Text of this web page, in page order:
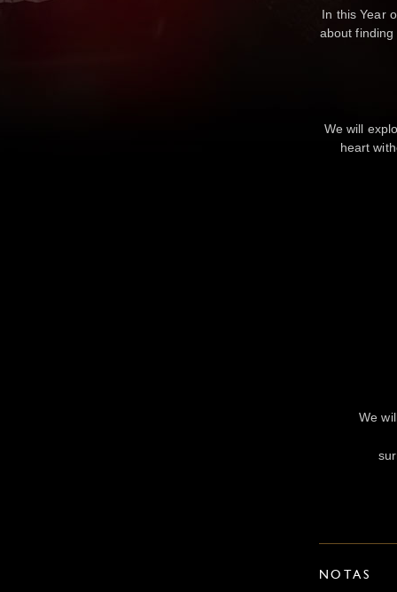
In this Year
about
We will
heart
We
NOTAS